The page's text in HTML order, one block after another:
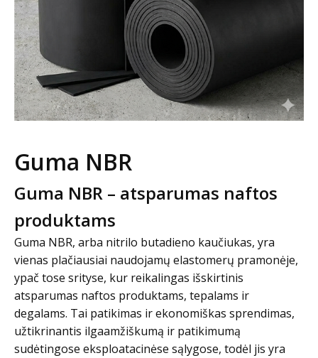
Guma NBR
Guma NBR – atsparumas naftos
produktams
Guma NBR, arba nitrilo butadieno kaučiukas, yra
vienas plačiausiai naudojamų elastomerų pramonėje,
ypač tose srityse, kur reikalingas išskirtinis
atsparumas naftos produktams, tepalams ir
degalams. Tai patikimas ir ekonomiškas sprendimas,
užtikrinantis ilgaamžiškumą ir patikimumą
sudėtingose eksploatacinėse sąlygose, todėl jis yra